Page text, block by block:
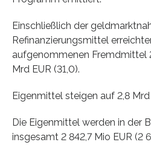
Einschließlich der
Refinanzierungsmittel
aufgenommenen Fremdmittel
Mrd EUR (31,0).
Eigenmittel steigen auf 2,8 Mrd
Die Eigenmittel werden in der
insgesamt 2 842,7 Mio EUR (2